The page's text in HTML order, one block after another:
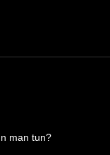
man tun?